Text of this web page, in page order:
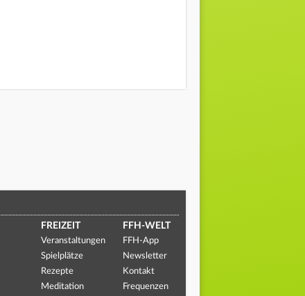
FREIZEIT
Veranstaltungen
Spielplätze
Rezepte
Meditation
FFH-WELT
FFH-App
Newsletter
Kontakt
Frequenzen